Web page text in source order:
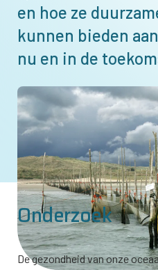
en hoe ze
kunnen bieden
nu en in de
Afbeelding
Onderzoek
De gezondheid van onze